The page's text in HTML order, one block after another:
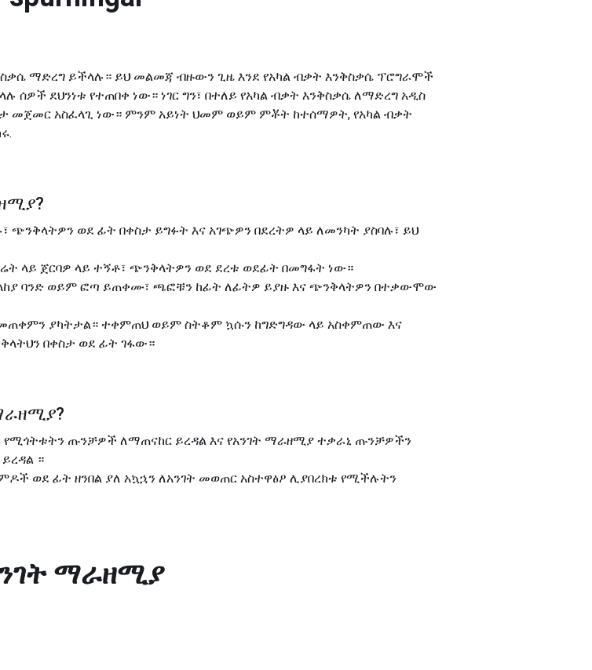
ማድረግ ይችላሉ። ይህ መልመጃ ብዙውን ጊዜ እንደ የአካል ብቃት እንቅስቃሴ ፕሮግራሞች
ሰዎች ደህንነቱ የተጠበቀ ነው። ነገር ግን፣ በተለይ የአካል ብቃት እንቅስቃሴ ለማድረግ አዲስ
መጀመር አስፈላጊ ነው። ምንም አይነት ህመም ወይም ምቾት ከተሰማዎት, የአካል ብቃት
?
ወደ ፊት በቀስታ ይግፉት እና አገጭዎን በደረትዎ ላይ ለመንካት ያስባሉ፣ ይህ
ላይ ጀርባዎ ላይ ተኝቶ፣ ጭንቅላትዎን ወደ ደረቱ ወደፊት በመግፋት ነው።
ባንድ ወይም ፎጣ ይጠቀሙ፣ ጫፎቹን ከፊት ለፊትዎ ይያዙ እና ጭንቅላትዎን በተቃውሞው
መጠቀምን ያካትታል። ተቀምጠህ ወይም ስትቆም ኳሱን ከግድግዳው ላይ አስቀምጠው እና
በቀስታ ወደ ፊት ገፋው።
?
የሚጎትቱትን ጡንቻዎች ለማጠናከር ይረዳል እና የአንገት ማራዘሚያ ተቃራኒ ጡንቻዎችን
።
ወደ ፊት ዘንበል ያለ አኳኋን ለአንገት መወጠር አስተዋፅዖ ሊያበረክቱ የሚችሉትን
ማራዘሚያ